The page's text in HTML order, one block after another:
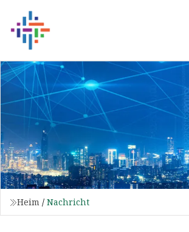
Heim / Nachricht